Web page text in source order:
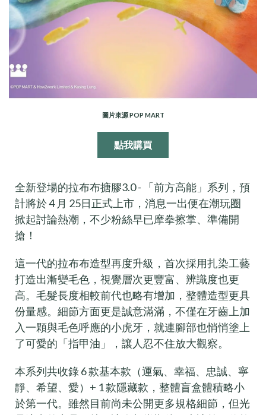
圖片來源 POP MART
點我購買
全新登場的拉布布搪膠3.0 - 「前方高能」系列，預
計將於 4 月 25日正式上市，消息一出便在潮玩圈
掀起討論熱潮，不少粉絲早已摩拳擦掌、準備開
搶！
這一代的拉布布造型再度升級，首次採用扎染工藝
打造出漸變毛色，視覺層次更豐富、辨識度也更
高。毛髮長度相較前代也略有增加，整體造型更具
份量感。細節方面更是誠意滿滿，不僅在牙齒上加
入一顆與毛色呼應的小虎牙，就連腳部也悄悄塗上
了可愛的「指甲油」，讓人忍不住放大觀察。
本系列共收錄 6 款基本款（運氣、幸福、忠誠、寧
靜、希望、愛）+ 1 款隱藏款，整體盲盒體積略小
於第一代。雖然目前尚未公開更多規格細節，但光